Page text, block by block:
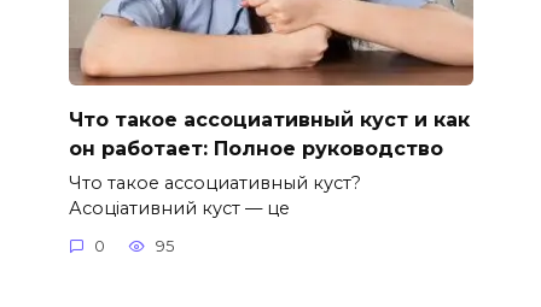
Что такое ассоциативный куст и как
он работает: Полное руководство
Что такое ассоциативный куст?
Асоціативний куст — це
0 95